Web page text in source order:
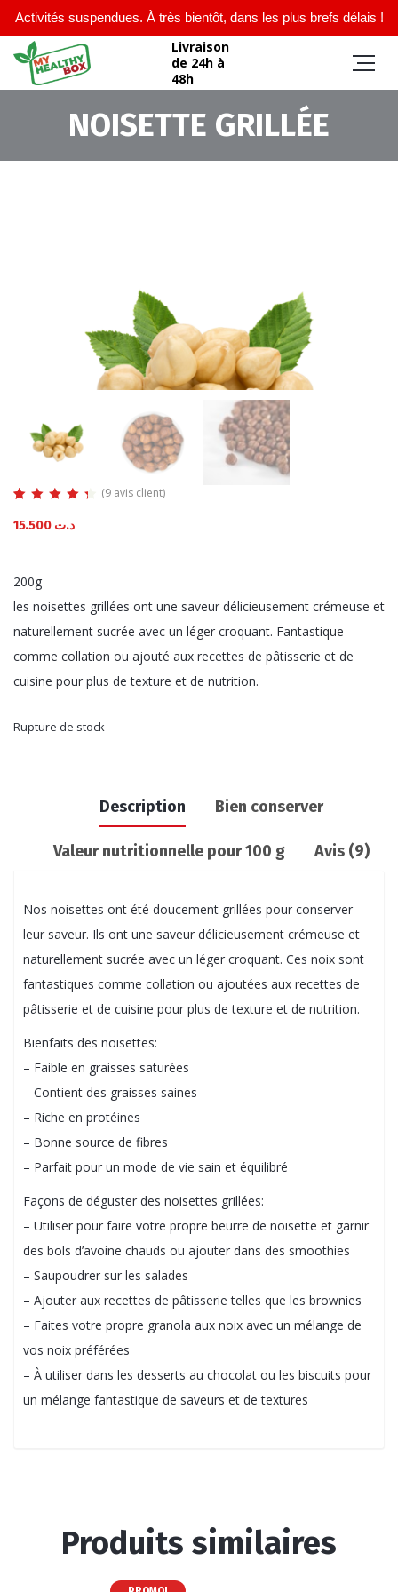
Activités suspendues. À très bientôt, dans les plus brefs délais !
Livraison
de 24h à
48h
NOISETTE GRILLÉE
sur 5 basé
(9 avis client)
د.ت
200g
les noisettes grillées ont une saveur délicieusement crémeuse et
naturellement sucrée avec un léger croquant. Fantastique
comme collation ou ajouté aux recettes de pâtisserie et de
cuisine pour plus de texture et de nutrition.
Rupture de stock
Description Bien conserver
Valeur nutritionnelle pour 100 g Avis (9)
Nos noisettes ont été doucement grillées pour conserver
leur saveur. Ils ont une saveur délicieusement crémeuse et
naturellement sucrée avec un léger croquant. Ces noix sont
fantastiques comme collation ou ajoutées aux recettes de
pâtisserie et de cuisine pour plus de texture et de nutrition.
Bienfaits des noisettes:
– Faible en graisses saturées
– Contient des graisses saines
– Riche en protéines
– Bonne source de fibres
– Parfait pour un mode de vie sain et équilibré
Façons de déguster des noisettes grillées:
– Utiliser pour faire votre propre beurre de noisette et garnir
des bols d’avoine chauds ou ajouter dans des smoothies
– Saupoudrer sur les salades
– Ajouter aux recettes de pâtisserie telles que les brownies
– Faites votre propre granola aux noix avec un mélange de
vos noix préférées
– À utiliser dans les desserts au chocolat ou les biscuits pour
un mélange fantastique de saveurs et de textures
Produits similaires